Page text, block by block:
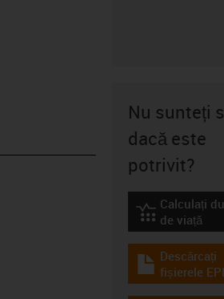
Nu sunteți
dacă este
potrivit?
igus-icon-
Calculați
de viață
igus-icon-
Descărcați
fișierele